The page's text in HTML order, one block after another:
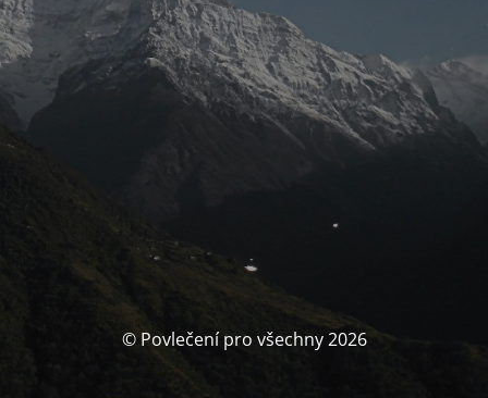
© Povlečení pro všechny 2026